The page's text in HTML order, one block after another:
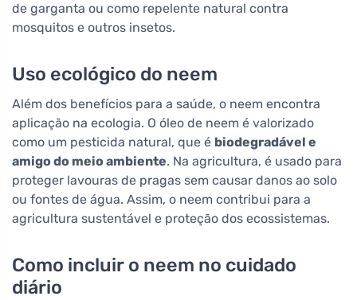
de garganta ou como repelente natural contra
mosquitos e outros insetos.
Uso ecológico do neem
Além dos benefícios para a saúde, o neem encontra
aplicação na ecologia. O óleo de neem é valorizado
como um pesticida natural, que é biodegradável e
amigo do meio ambiente. Na agricultura, é usado para
proteger lavouras de pragas sem causar danos ao solo
ou fontes de água. Assim, o neem contribui para a
agricultura sustentável e proteção dos ecossistemas.
Como incluir o neem no cuidado
diário